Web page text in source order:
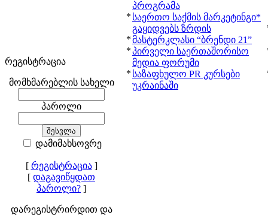
რეგისტრაცია
მომხმარებლის სახელი
პაროლი
დამიმახსოვრე
[ რეგისტრაცია]
[ დაგავიწყდათ
პაროლი? ]
დარეგისტრირდით და
პროგრამა
* საერთო საქმის მარკეტინგი*
გაყიდვებს ზრდის
*მასტერკლასი “ბრენდი 21”
*პირველი საერთაშორისო
მედია ფორუმი
* საზაფხულო PR კურსები
უკრაინაში